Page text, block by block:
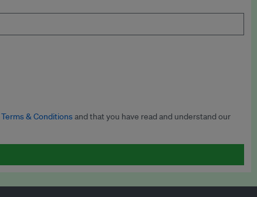
Terms & Conditionsand that you have read and understand our